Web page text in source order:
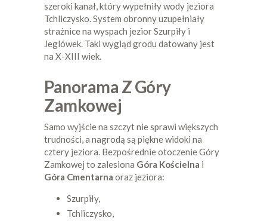
szeroki kanał, który wypełniły wody jeziora
Tchliczysko. System obronny uzupełniały
strażnice na wyspach jezior Szurpiły i
Jeglówek. Taki wygląd grodu datowany jest
na X-XIII wiek.
Panorama Z Góry
Zamkowej
Samo wyjście na szczyt nie sprawi większych
trudności, a nagrodą są piękne widoki na
cztery jeziora. Bezpośrednie otoczenie Góry
Zamkowej to zalesiona Góra Kościelna i
Góra Cmentarna oraz jeziora:
Szurpiły,
Tchliczysko,